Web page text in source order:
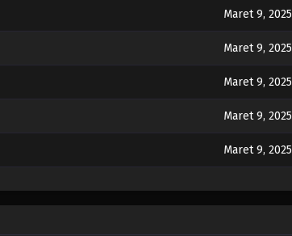
Maret 9, 2025
Maret 9, 2025
Maret 9, 2025
Maret 9, 2025
Maret 9, 2025